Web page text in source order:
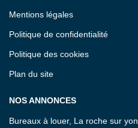
Mentions légales
Politique de confidentialité
Politique des cookies
Plan du site
NOS ANNONCES
Bureaux à louer, La roche sur yon